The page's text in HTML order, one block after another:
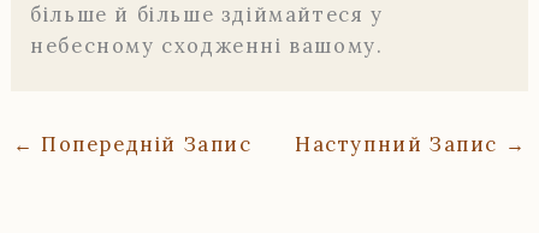
більше й більше здіймайтеся у
небесному сходженні вашому.
← Попередній Запис Наступний Запис →